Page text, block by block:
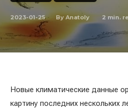
2023-01-25 By Anatoly 2 min.
Новые климатические данные
картину последних нескольких